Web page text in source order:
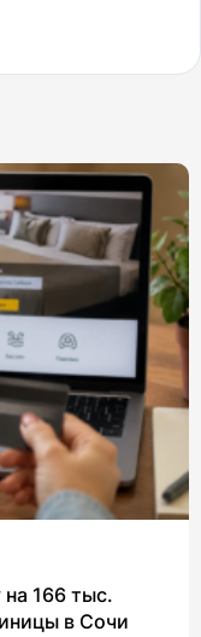
166 тыс.
в Сочи